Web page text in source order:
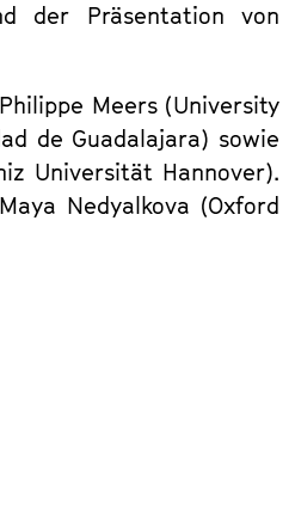
der Präsentation von
Meers (University
de Guadalajara) sowie
Universität Hannover).
Nedyalkova (Oxford